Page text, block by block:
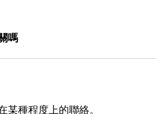
嗎
某種程度上的聯絡。